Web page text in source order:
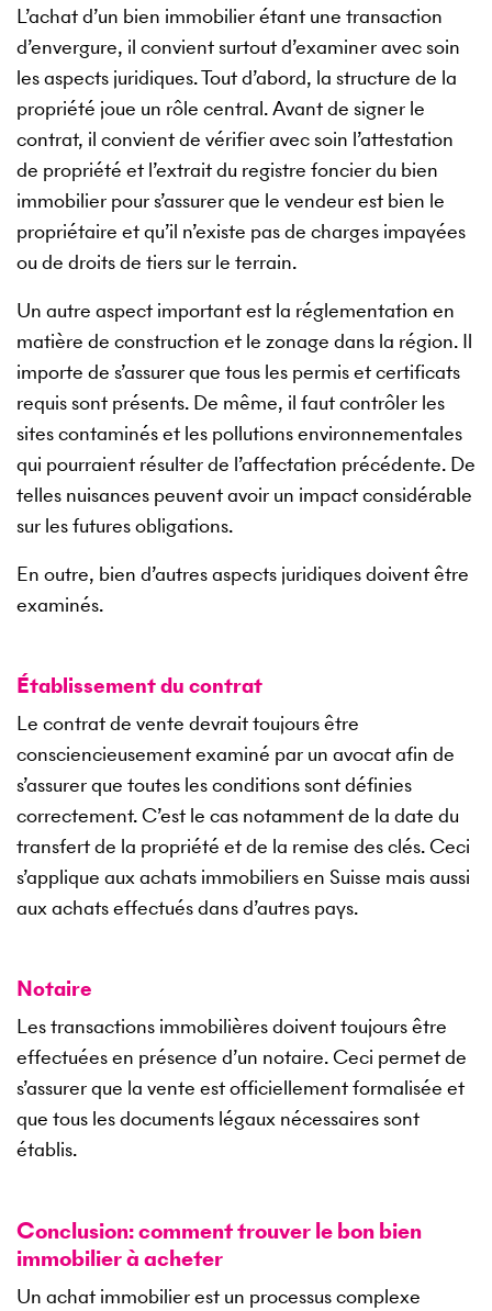
L’achat d’un bien immobilier étant une transaction
d’envergure, il convient surtout d’examiner avec soin
les aspects juridiques. Tout d’abord, la structure de la
propriété joue un rôle central. Avant de signer le
contrat, il convient de vérifier avec soin l’attestation
de propriété et l’extrait du registre foncier du bien
immobilier pour s’assurer que le vendeur est bien le
propriétaire et qu’il n’existe pas de charges impayées
ou de droits de tiers sur le terrain.
Un autre aspect important est la réglementation en
matière de construction et le zonage dans la région. Il
importe de s’assurer que tous les permis et certificats
requis sont présents. De même, il faut contrôler les
sites contaminés et les pollutions environnementales
qui pourraient résulter de l’affectation précédente. De
telles nuisances peuvent avoir un impact considérable
sur les futures obligations.
En outre, bien d’autres aspects juridiques doivent être
examinés.
Établissement du contrat
Le contrat de vente devrait toujours être
consciencieusement examiné par un avocat afin de
s’assurer que toutes les conditions sont définies
correctement. C’est le cas notamment de la date du
transfert de la propriété et de la remise des clés. Ceci
s’applique aux achats immobiliers en Suisse mais aussi
aux achats effectués dans d’autres pays.
Notaire
Les transactions immobilières doivent toujours être
effectuées en présence d’un notaire. Ceci permet de
s’assurer que la vente est officiellement formalisée et
que tous les documents légaux nécessaires sont
établis.
Conclusion: comment trouver le bon bien
immobilier à acheter
Un achat immobilier est un processus complexe